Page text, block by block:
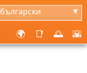
български ▼
🌍 📑 🌅 🌇